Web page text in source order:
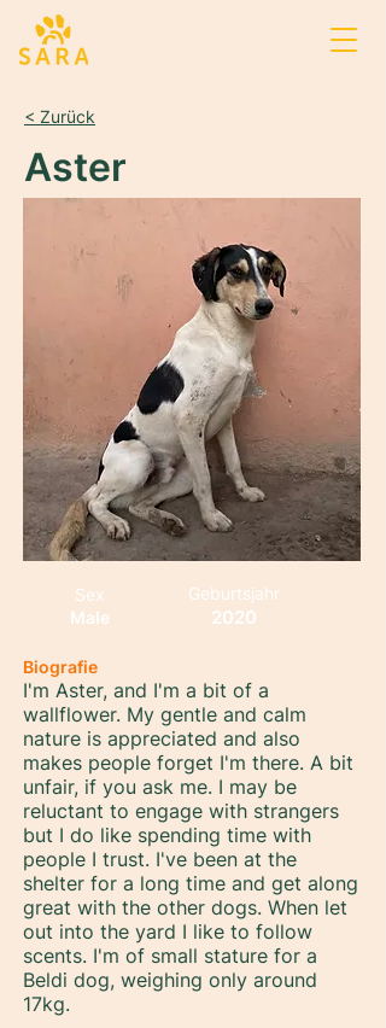
< Zurück
Aster
Sex
Male
Geburtsjahr
2020
Biografie
I'm Aster, and I'm a bit of a
wallflower. My gentle and calm
nature is appreciated and also
makes people forget I'm there. A bit
unfair, if you ask me. I may be
reluctant to engage with strangers
but I do like spending time with
people I trust. I've been at the
shelter for a long time and get along
great with the other dogs. When let
out into the yard I like to follow
scents. I'm of small stature for a
Beldi dog, weighing only around
17kg.